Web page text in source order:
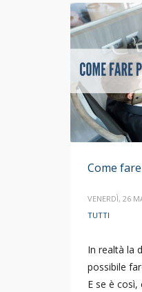
Come
VENERDÌ, 26
TUTTI
In realtà la
possibile
E se è